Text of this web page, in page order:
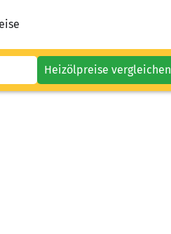
Heizölpreise vergleichen